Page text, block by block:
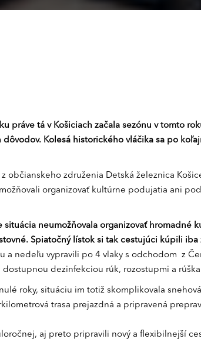
práve tá v Košiciach začala sezónu v tomto
Kolesá historického vláčika sa po
združenia Detská železnica
organizovať kultúrne podujatia ani
situácia neumožňovala organizovať
Spiatočný lístok si tak cestujúci kúpili iba
nedeľu vypravili po 4 vlaky s odchodom z
dezinfekciou rúk, rozostupmi a
roky, situáciu im totiž skomplikovala
trasa prejazdná a pripravená
aj preto pripravili nový a flexibilnejší